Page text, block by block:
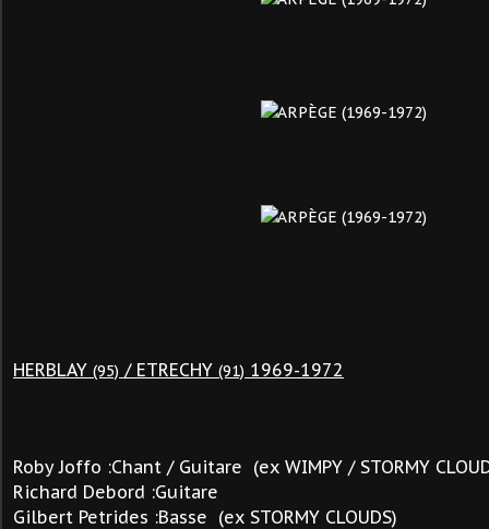
HERBLAY (95) / ETRECHY (91) 1969-1972
Roby Joffo :Chant / Guitare (ex WIMPY / STORMY
Richard Debord :Guitare
Gilbert Petrides :Basse (ex STORMY CLOUDS)